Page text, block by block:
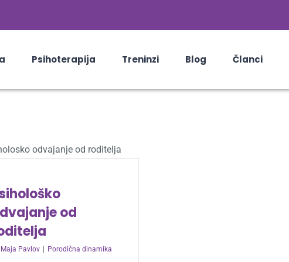
Psihoterapija Treninzi Blog Članci
od
Maja Pavlov Porodična dinamika